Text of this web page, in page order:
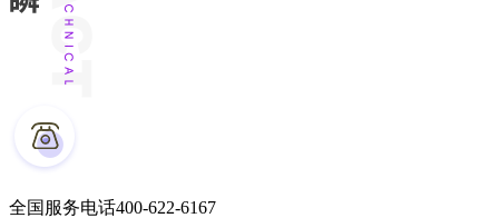
全国服务电话400-622-6167